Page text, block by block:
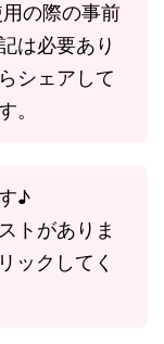
の際の事前
は必要あり
シェアして
。
♪
トがありま
ックしてく